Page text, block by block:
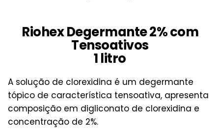
Riohex Degermante 2% com
Tensoativos
1 litro
A solução de clorexidina é um degermante
tópico de característica tensoativa, apresenta
composição em digliconato de clorexidina e
concentração de 2%.